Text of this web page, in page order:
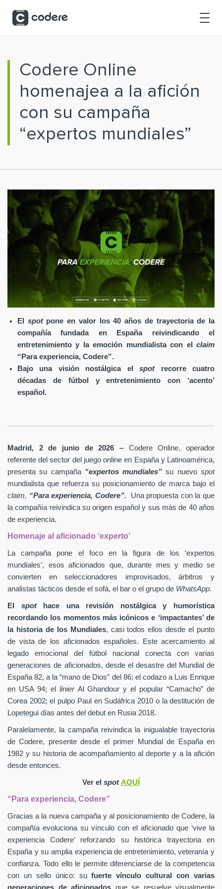
Codere Online
homenajea a la afición
con su campaña
“expertos mundiales”
El spot pone en valor los 40 años de trayectoria de la
compañía fundada en España reivindicando el
entretenimiento y la emoción mundialista con el claim
“Para experiencia, Codere”.
Bajo una visión nostálgica elspotrecorre cuatro
décadas de fútbol y entretenimiento con ‘acento’
español.
Madrid, 2 de junio de 2026 – Codere Online, operador
referente del sector del juego online en España y Latinoamérica,
presenta su campaña “expertos mundiales” su nuevospot
mundialista que refuerza su posicionamiento de marca bajo el
claim, “Para experiencia, Codere”.
Una propuesta con la que
la compañía reivindica su origen español y sus más de 40 años
de experiencia.
Homenaje al aficionado ‘experto’
La campaña pone el foco en la figura de los ‘expertos
mundiales’, esos aficionados que, durante mes y medio se
convierten en seleccionadores improvisados, árbitros y
analistas tácticos desde el sofá, el bar o el grupo de WhatsApp.
El spothace una revisión nostálgica y humorística
recordando los momentos más icónicos e ‘impactantes’ de
la historia de los Mundiales, casi todos ellos desde el punto
de vista de los aficionados españoles. Este acercamiento al
legado emocional del fútbol nacional conecta con varias
generaciones de aficionados, desde el desastre del Mundial de
España 82, a la “mano de Dios” del 86; el codazo a Luis Enrique
en USA 94; el linier Al Ghandour y el popular “Camacho” de
Corea 2002; el pulpo Paul en Sudáfrica 2010 o la destitución de
Lopetegui días antes del debut en Rusia 2018.
Paralelamente, la campaña reivindica la inigualable trayectoria
de Codere, presente desde el primer Mundial de España en
1982 y su historia de acompañamiento al deporte y a la afición
desde entonces.
Ver el spotAQUÍ
“Para experiencia, Codere”
Gracias a la nueva campaña y al posicionamiento de Codere, la
compañía evoluciona su vínculo con el aficionado que ‘vive la
experiencia Codere’ reforzando su histórica trayectoria en
España y su amplia experiencia de entretenimiento, veteranía y
confianza. Todo ello le permite diferenciarse de la competencia
con un sello único: sufuerte vínculo cultural con varias